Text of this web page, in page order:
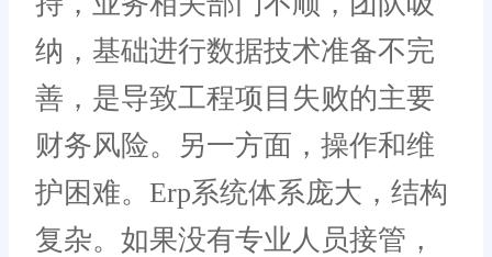
纳，基础进行数据技术准备不完
善，是导致工程项目失败的主要
财务风险。另一方面，操作和维
护困难。Erp系统体系庞大，结构
复杂。如果没有专业人员接管，